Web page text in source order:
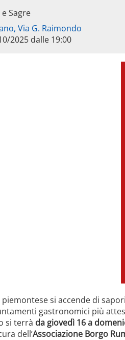
e Sagre
Via G. Raimondo
2025 dalle 19:00
piemontese si accende di
gastronomici più
si terrà da giovedì 16 a
dell’Associazione Borgo